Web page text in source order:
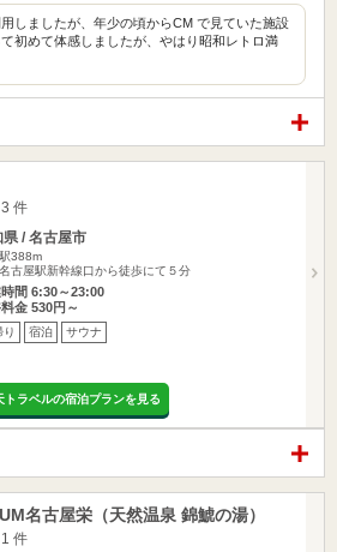
しましたが、年少の頃からCM で見ていた施設
初めて体感しましたが、やはり昭和レトロ満
件
県 / 名古屋市
388m
名古屋駅新幹線口から徒歩にて５分
間 6:30～23:00
金 530円～
り 宿泊 サウナ
トラベルの宿泊プランを見る
名古屋栄（天然温泉 錦鯱の湯）
件